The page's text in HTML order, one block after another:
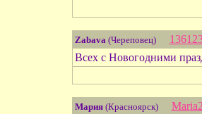
Zabava(Череповец)
Всех с Новогодними
Мария(Красноярск)